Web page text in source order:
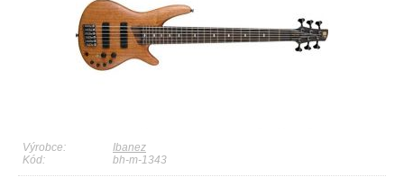
Výrobce:
Ibanez
Kód:
bh-m-1343